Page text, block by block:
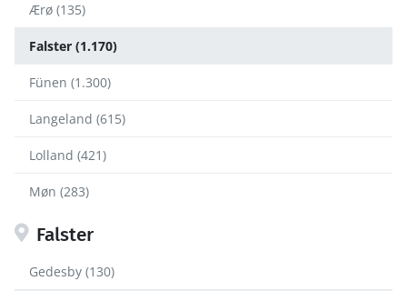
Ærø (135)
Falster (1.170)
Fünen (1.300)
Langeland (615)
Lolland (421)
Møn (283)
Falster
Gedesby (130)